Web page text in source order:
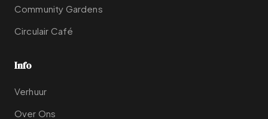
Community Gardens
Circulair Café
Info
Verhuur
Over Ons